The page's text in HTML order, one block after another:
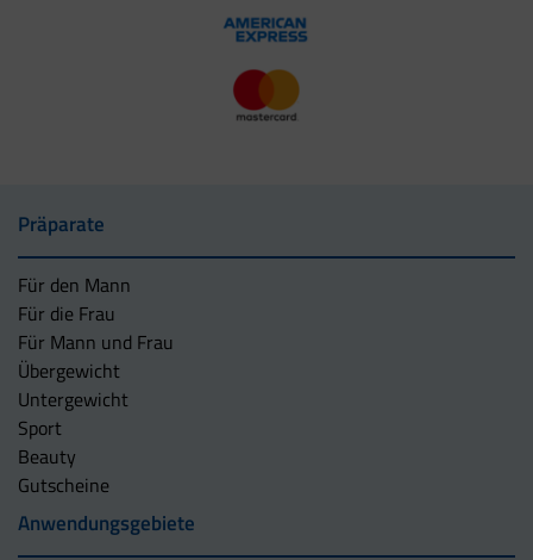
Präparate
Für den Mann
Für die Frau
Für Mann und Frau
Übergewicht
Untergewicht
Sport
Beauty
Gutscheine
Anwendungsgebiete